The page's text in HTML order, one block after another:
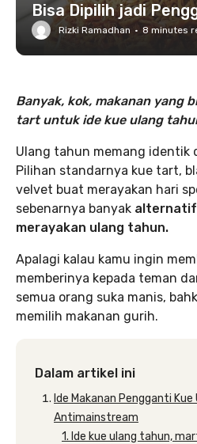
Bisa Dipilih jadi
Rizki Ramadhan · 8 minutes
Banyak, kok, makanan yang
tart untuk ide kue ulang
Ulang tahun memang identik
Pilihan standarnya kue tart,
velvet buat merayakan hari
sebenarnya banyak alternatif
merayakan ulang tahun.
Apalagi kalau kamu ingin
memberinya kepada teman
semua orang suka manis,
memilih makanan gurih.
Dalam artikel ini
Ide Makanan Pengganti Kue
Antimainstream
1. Ide kue ulang tahun,